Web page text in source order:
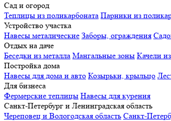
Сад и огород
Теплицы из поликарбоната Парники из
Устройство участка
Навесы металические Заборы, ограждения
Отдых на даче
Беседки из металла Мангальные зоны Качели
Постройка дома
Навесы для дома и авто Козырьки, крыльцо
Для бизнеса
Фермерские теплицы Навесы для курения
Санкт-Петербург и Ленинградская область
Череповец и Вологодская область Санкт-